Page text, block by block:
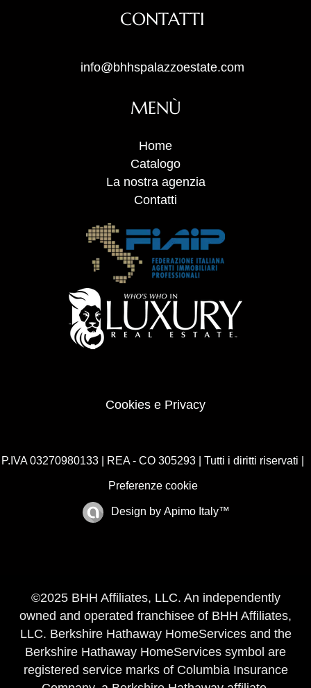
CONTATTI
info@bhhspalazzoestate.com
MENÙ
Home
Catalogo
La nostra agenzia
Contatti
Cookies e Privacy
P.IVA 03270980133 | REA - CO 305293 | Tutti i diritti riservati |
Preferenze cookie
Design by Apimo Italy™
©2025 BHH Affiliates, LLC. An independently
owned and operated franchisee of BHH Affiliates,
LLC. Berkshire Hathaway HomeServices and the
Berkshire Hathaway HomeServices symbol are
registered service marks of Columbia Insurance